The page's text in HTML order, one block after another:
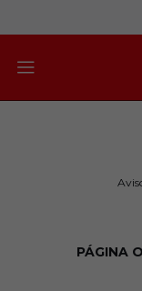
PÁGINA